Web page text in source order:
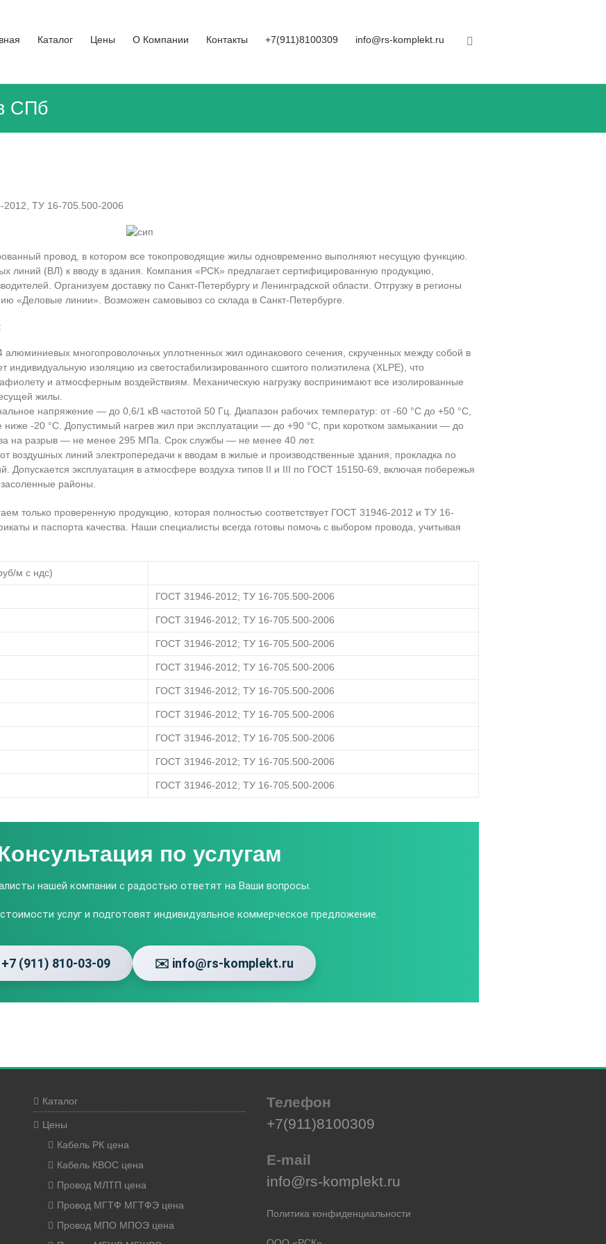
Каталог Цены О Компании Контакты +7(911)8100309 info@rs-komplekt.ru
СПб
ТУ 16-705.500-2006
провод, в котором все токопроводящие жилы одновременно выполняют несущую функцию.
линий (ВЛ) к вводу в здания. Компания «РСК» предлагает сертифицированную продукцию,
Организуем доставку по Санкт-Петербургу и Ленинградской области. Отгрузку в регионы
«Деловые линии». Возможен самовывоз со склада в Санкт-Петербурге.
алюминиевых многопроволочных уплотненных жил одинакового сечения, скрученных между собой в
изоляцию из светостабилизированного сшитого полиэтилена (XLPE), что
и атмосферным воздействиям. Механическую нагрузку воспринимают все изолированные
жилы.
напряжение — до 0,6/1 кВ частотой 50 Гц. Диапазон рабочих температур: от -60 °С до +50 °С,
ниже -20 °С. Допустимый нагрев жил при эксплуатации — до +90 °С, при коротком замыкании — до
на разрыв — не менее 295 МПа. Срок службы — не менее 40 лет.
воздушных линий электропередачи к вводам в жилые и производственные здания, прокладка по
Допускается эксплуатация в атмосфере воздуха типов II и III по ГОСТ 15150-69, включая побережья
районы.
только проверенную продукцию, которая полностью соответствует ГОСТ 31946-2012 и ТУ 16-
и паспорта качества. Наши специалисты всегда готовы помочь с выбором провода, учитывая
м с ндс)
ГОСТ 31946-2012; ТУ 16-705.500-2006
ГОСТ 31946-2012; ТУ 16-705.500-2006
ГОСТ 31946-2012; ТУ 16-705.500-2006
ГОСТ 31946-2012; ТУ 16-705.500-2006
ГОСТ 31946-2012; ТУ 16-705.500-2006
ГОСТ 31946-2012; ТУ 16-705.500-2006
ГОСТ 31946-2012; ТУ 16-705.500-2006
ГОСТ 31946-2012; ТУ 16-705.500-2006
ГОСТ 31946-2012; ТУ 16-705.500-2006
по услугам
нашей компании с радостью ответят на Ваши вопросы.
услуг и подготовят индивидуальное коммерческое предложение.
+7 (911) 810-03-09 ✉️ info@rs-komplekt.ru
Каталог
Цены
Кабель РК цена
Кабель КВОС цена
Провод МЛТП цена
Провод МГТФ МГТФЭ цена
Провод МПО МПОЭ цена
Телефон
+7(911)8100309
E-mail
info@rs-komplekt.ru
Политика конфиденциальности